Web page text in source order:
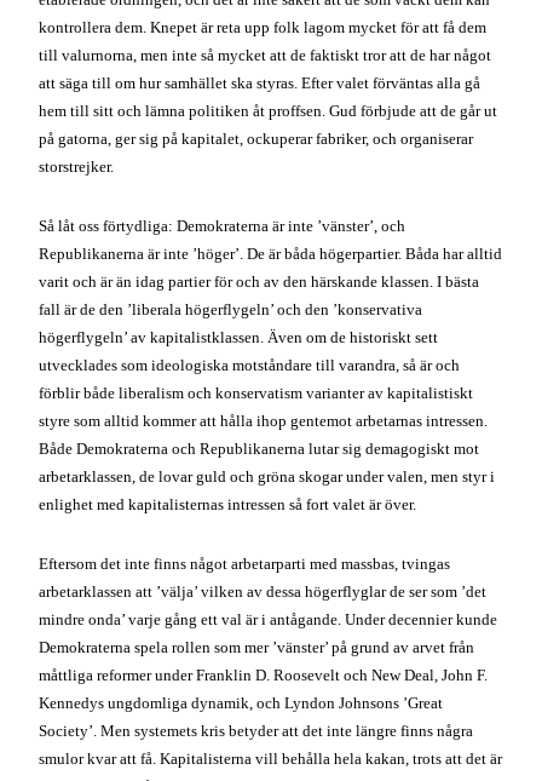
Republikanerna är inte ’höger’. De är båda högerpartier. Båda har alltid
varit och är än idag partier för och av den härskande klassen. I bästa
fall är de den ’liberala högerflygeln’ och den ’konservativa
högerflygeln’ av kapitalistklassen. Även om de historiskt sett
utvecklades som ideologiska motståndare till varandra, så är och
förblir både liberalism och konservatism varianter av kapitalistiskt
styre som alltid kommer att hålla ihop gentemot arbetarnas intressen.
arbetarklassen, de lovar guld och gröna skogar under valen, men styr i
enlighet med kapitalisternas intressen så fort valet är över.
Eftersom det inte finns något arbetarparti med massbas, tvingas
arbetarklassen att ’välja’ vilken av dessa högerflyglar de ser som ’det
mindre onda’ varje gång ett val är i antågande. Under decennier kunde
Demokraterna spela rollen som mer ’vänster’ på grund av arvet från
måttliga reformer under Franklin D. Roosevelt och New Deal, John F.
Kennedys ungdomliga dynamik, och Lyndon Johnsons ’Great
Society’. Men systemets kris betyder att det inte längre finns några
smulor kvar att få. Kapitalisterna vill behålla hela kakan, trots att det är
Efter nästan ett decennium av stagnation, förfall, undersysselsättning
och arbetslöshet under Demokraternas styre, är det inte så tydligt för
arbetare vilket alternativ som är ’det mindre onda’. Det är främst äldre,
vita manliga arbetare som stöttar Trump, varav många är medlemmar i
facket. Av alla skikt inom den amerikanska arbetarklassen var det de
som huvudsakligen tjänade på det ekonomiska uppsvinget efter andra
världskriget och som nu märker hur deras utrymme krymper allt mer.